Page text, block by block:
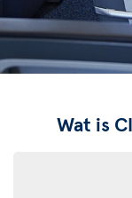
Wat is